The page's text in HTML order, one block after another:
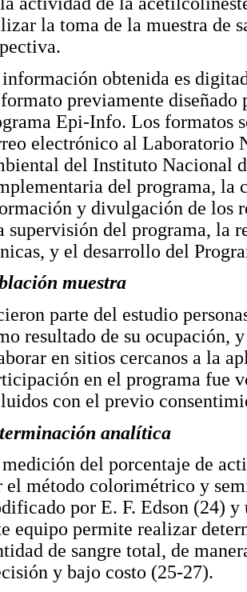
la toma de la muestra de
obtenida es
previamente
Epi-Info. Los formatos
electrónico al Laboratorio
del Instituto Nacional
del programa, la
y divulgación de los
supervisión del programa, la
y el desarrollo del
muestra
parte del estudio
resultado de su ocupación,
en sitios cercanos a la
en el programa fue
con el previo
analítica
del porcentaje de
el método colorimétrico y
por E. F. Edson (24)
equipo permite realizar
de sangre total, de
y bajo costo (25-27).